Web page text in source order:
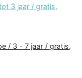
3 jaar / gratis,
/ 3 - 7 jaar / gratis,